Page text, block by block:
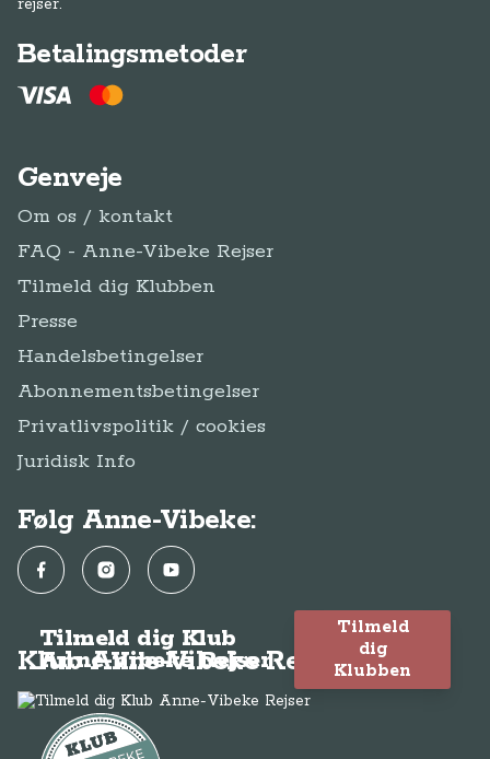
rejser.
Betalingsmetoder
Genveje
Om os / kontakt
FAQ - Anne-Vibeke Rejser
Tilmeld dig Klubben
Presse
Handelsbetingelser
Abonnementsbetingelser
Privatlivspolitik / cookies
Juridisk Info
Følg Anne-Vibeke:
FacebookInstagramYouTube
Klub Anne-Vibeke Rejser
Tilmeld dig Klub
Anne-Vibeke Rejser
Tilmeld
dig
Klubben